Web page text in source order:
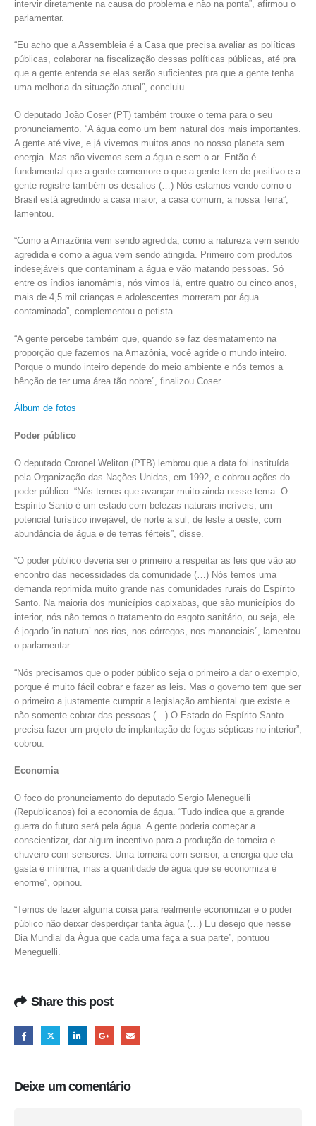
intervir diretamente na causa do problema e não na ponta”, afirmou o
parlamentar.
“Eu acho que a Assembleia é a Casa que precisa avaliar as políticas
públicas, colaborar na fiscalização dessas políticas públicas, até pra
que a gente entenda se elas serão suficientes pra que a gente tenha
uma melhoria da situação atual”, concluiu.
O deputado João Coser (PT) também trouxe o tema para o seu
pronunciamento. “A água como um bem natural dos mais importantes.
A gente até vive, e já vivemos muitos anos no nosso planeta sem
energia. Mas não vivemos sem a água e sem o ar. Então é
fundamental que a gente comemore o que a gente tem de positivo e a
gente registre também os desafios (…) Nós estamos vendo como o
Brasil está agredindo a casa maior, a casa comum, a nossa Terra”,
lamentou.
“Como a Amazônia vem sendo agredida, como a natureza vem sendo
agredida e como a água vem sendo atingida. Primeiro com produtos
indesejáveis que contaminam a água e vão matando pessoas. Só
entre os índios ianomâmis, nós vimos lá, entre quatro ou cinco anos,
mais de 4,5 mil crianças e adolescentes morreram por água
contaminada”, complementou o petista.
“A gente percebe também que, quando se faz desmatamento na
proporção que fazemos na Amazônia, você agride o mundo inteiro.
Porque o mundo inteiro depende do meio ambiente e nós temos a
bênção de ter uma área tão nobre”, finalizou Coser.
Álbum de fotos
Poder público
O deputado Coronel Weliton (PTB) lembrou que a data foi instituída
pela Organização das Nações Unidas, em 1992, e cobrou ações do
poder público. “Nós temos que avançar muito ainda nesse tema. O
Espírito Santo é um estado com belezas naturais incríveis, um
potencial turístico invejável, de norte a sul, de leste a oeste, com
abundância de água e de terras férteis”, disse.
“O poder público deveria ser o primeiro a respeitar as leis que vão ao
encontro das necessidades da comunidade (…) Nós temos uma
demanda reprimida muito grande nas comunidades rurais do Espírito
Santo. Na maioria dos municípios capixabas, que são municípios do
interior, nós não temos o tratamento do esgoto sanitário, ou seja, ele
é jogado ‘in natura’ nos rios, nos córregos, nos mananciais”, lamentou
o parlamentar.
“Nós precisamos que o poder público seja o primeiro a dar o exemplo,
porque é muito fácil cobrar e fazer as leis. Mas o governo tem que ser
o primeiro a justamente cumprir a legislação ambiental que existe e
não somente cobrar das pessoas (…) O Estado do Espírito Santo
precisa fazer um projeto de implantação de foças sépticas no interior”,
cobrou.
Economia
O foco do pronunciamento do deputado Sergio Meneguelli
(Republicanos) foi a economia de água. “Tudo indica que a grande
guerra do futuro será pela água. A gente poderia começar a
conscientizar, dar algum incentivo para a produção de torneira e
chuveiro com sensores. Uma torneira com sensor, a energia que ela
gasta é mínima, mas a quantidade de água que se economiza é
enorme”, opinou.
“Temos de fazer alguma coisa para realmente economizar e o poder
público não deixar desperdiçar tanta água (…) Eu desejo que nesse
Dia Mundial da Água que cada uma faça a sua parte”, pontuou
Meneguelli.
Share this post
Deixe um comentário